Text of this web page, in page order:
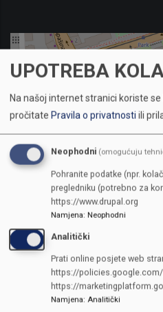
KONTAKTI
SKUPŠTINA
Adresa: Sarajevo, Reisa
UPOTREBA
Na našoj internet stranici koriste se
pročitate Pravila o privatnostiili
Neophodni (omogućuju
Pohranite podatke (npr.
pregledniku (potrebno za
https://www.drupal.org
Namjena: Neophodni
Analitički
Prati online posjete web
https://policies.google.com/
https://
Namjena: Analitički